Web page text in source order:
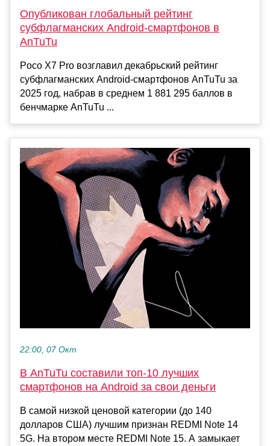
Опубликован глобальный рейтинг
субфлагманских Android-смартфонов в
AnTuTu
Poco X7 Pro возглавил декабрьский рейтинг
субфлагманских Android-смартфонов AnTuTu за
2025 год, набрав в среднем 1 881 295 баллов в
бенчмарке AnTuTu ...
22:00, 07 Окт
В AnTuTu составили топ-10 лучших
смартфонов на Android за свои деньги
В самой низкой ценовой категории (до 140
долларов США) лучшим признан REDMI Note 14
5G. На втором месте REDMI Note 15. А замыкает